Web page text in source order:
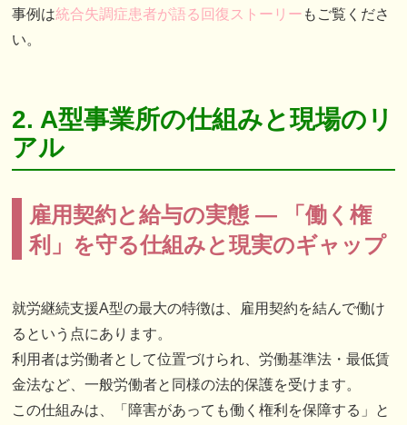
事例は統合失調症患者が語る回復ストーリー もご覧くださ
い。
2. A型事業所の仕組みと現場のリ
アル
雇用契約と給与の実態 ― 「働く権
利」を守る仕組みと現実のギャップ
就労継続支援A型の最大の特徴は、雇用契約を結んで働け
るという点にあります。
利用者は労働者として位置づけられ、労働基準法・最低賃
金法など、一般労働者と同様の法的保護を受けます。
この仕組みは、「障害があっても働く権利を保障する」と